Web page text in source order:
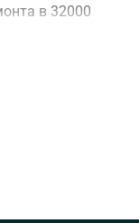
в 32000
или до